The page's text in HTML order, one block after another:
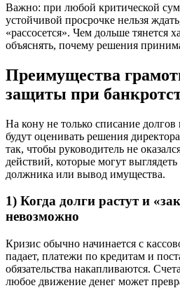
Важно: при любой критической
устойчивой просрочке нельзя
«рассосется». Чем дольше тянется
объяснять, почему решения
Преимущества
защиты при
На кону не только списание
будут оценивать решения
так, чтобы руководитель не
действий, которые могут
должника или вывод имущества.
1) Когда долги растут и
невозможно
Кризис обычно начинается с
падает, платежи по кредитам и
обязательства накапливаются.
любое движение денег может